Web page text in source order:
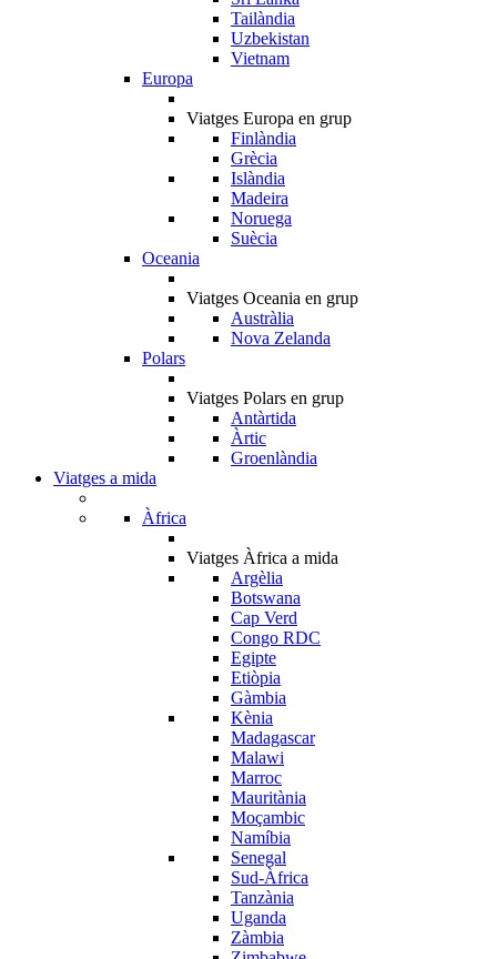
Tailàndia
Uzbekistan
Vietnam
Europa
Viatges Europa en grup
Finlàndia
Grècia
Islàndia
Madeira
Noruega
Suècia
Oceania
Viatges Oceania en grup
Austràlia
Nova Zelanda
Polars
Viatges Polars en grup
Antàrtida
Àrtic
Groenlàndia
Viatges a mida
Àfrica
Viatges Àfrica a mida
Argèlia
Botswana
Cap Verd
Congo RDC
Egipte
Etiòpia
Gàmbia
Kènia
Madagascar
Malawi
Marroc
Mauritània
Moçambic
Namíbia
Senegal
Sud-Àfrica
Tanzània
Uganda
Zàmbia